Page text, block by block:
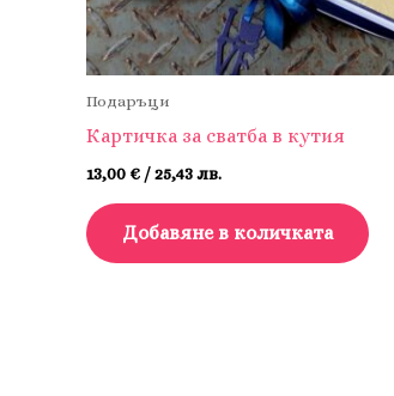
Подаръци
Картичка за сватба в кутия
13,00 € / 25,43 лв.
Добавяне в количката